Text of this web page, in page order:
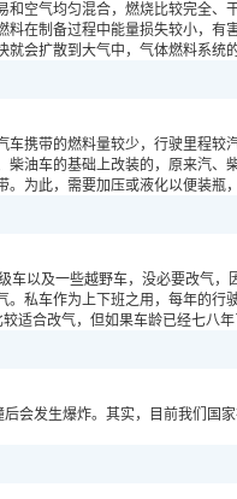
空气均匀混合，燃烧比较完全、
制备过程中能量损失较小，有害
扩散到大气中，气体燃料系统
带的燃料量较少，行驶里程较
车的基础上改装的，原来汽、
此，需要加压或液化以便装瓶
及一些越野车，没必要改气，
车作为上下班之用，每年的行
合改气，但如果车龄已经七八年
发生爆炸。其实，目前我们国